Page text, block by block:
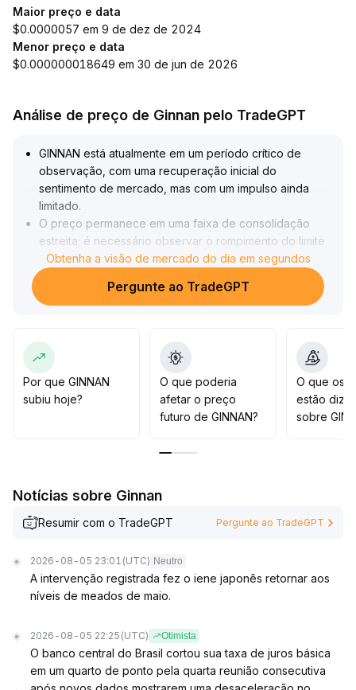
Maior preço e data
$0.0000057 em 9 de dez de 2024
Menor preço e data
$0.000000018649 em 30 de jun de 2026
Análise de preço de Ginnan pelo TradeGPT
GINNAN está atualmente em um período crítico de
observação, com uma recuperação inicial do
sentimento de mercado, mas com um impulso ainda
limitado.
O preço permanece em uma faixa de consolidação
estreita; é necessário observar o rompimento do limite
superior dessa faixa, acompanhado de aumento no
volume de negociações
Se a relação entre volume e preço melhorar ainda mais,
com posições pequenas no curto prazo, mantendo
rigoroso controle de risco, e aumentar as posições
somente quando houver confirmação simultânea de
expansão no preço e volume.
Obtenha a visão de mercado do dia em segundos
Pergunte ao TradeGPT
Por que GINNAN
subiu hoje?
O que poderia
afetar o preço
futuro de GINNAN?
O que os
estão
sobre
Notícias sobre Ginnan
Resumir com o TradeGPT Pergunte ao TradeGPT
2026-08-05 23:01 (UTC) Neutro
A intervenção registrada fez o iene japonês retornar aos
níveis de meados de maio.
2026-08-05 22:25 (UTC) Otimista
O banco central do Brasil cortou sua taxa de juros básica
em um quarto de ponto pela quarta reunião consecutiva